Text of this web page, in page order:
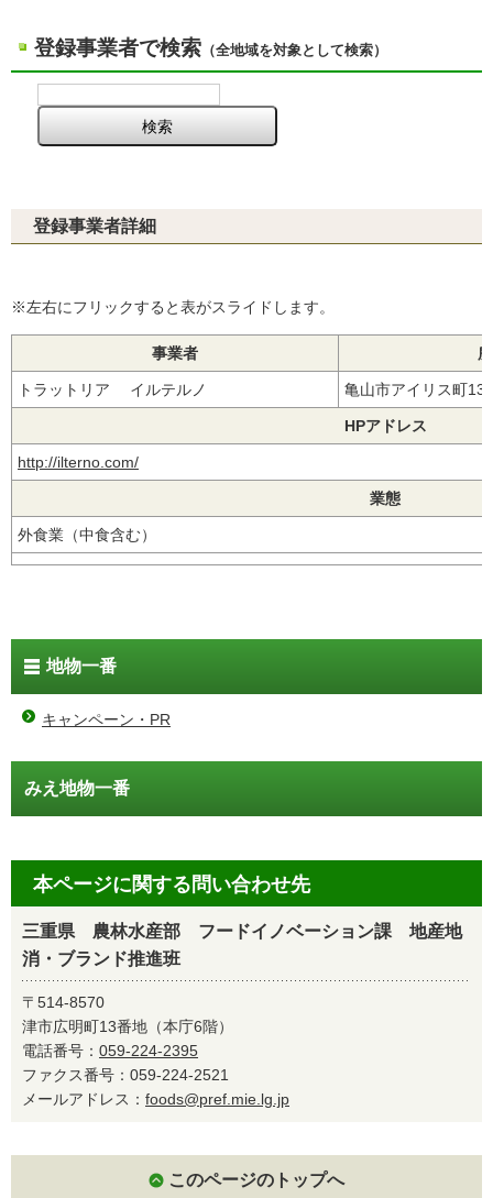
登録事業者で検索 （全地域を対象として検索）
登録事業者詳細
※左右にフリックすると表がスライドします。
事業者
トラットリア イルテルノ 亀山市アイリス町
HPアドレス
http://ilterno.com/
業態
外食業（中食含む）
地物一番
キャンペーン・PR
みえ地物一番
本ページに関する問い合わせ先
三重県 農林水産部 フードイノベーション課 地産地
消・ブランド推進班
〒514-8570
津市広明町13番地（本庁6階）
電話番号： 059-224-2395
ファクス番号：059-224-2521
メールアドレス： foods@pref.mie.lg.jp
このページのトップへ